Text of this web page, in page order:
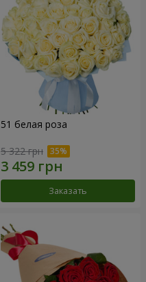
51 белая роза
5 322 грн
Заказать